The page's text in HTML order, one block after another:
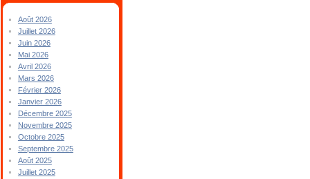
Août 2026
Juillet 2026
Juin 2026
Mai 2026
Avril 2026
Mars 2026
Février 2026
Janvier 2026
Décembre 2025
Novembre 2025
Octobre 2025
Septembre 2025
Août 2025
Juillet 2025